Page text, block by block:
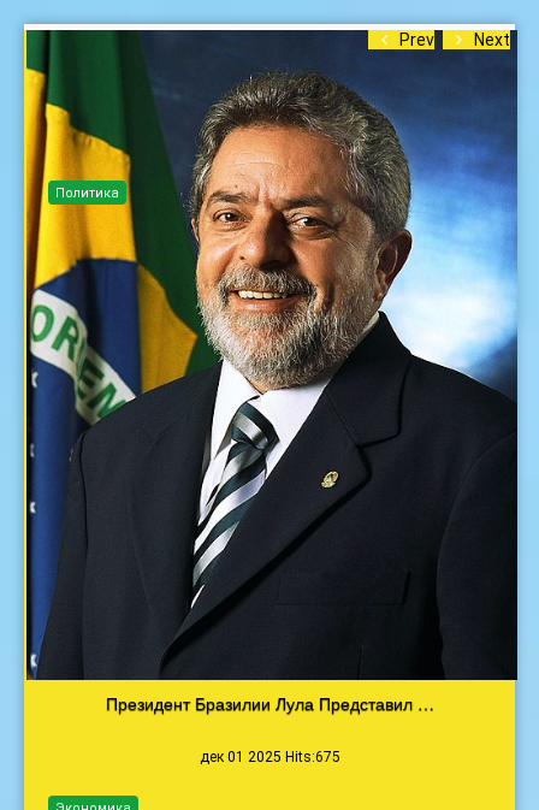
Prev Next
Президент Бразилии Лула Представил …
дек 01 2025 Hits:675
Политика